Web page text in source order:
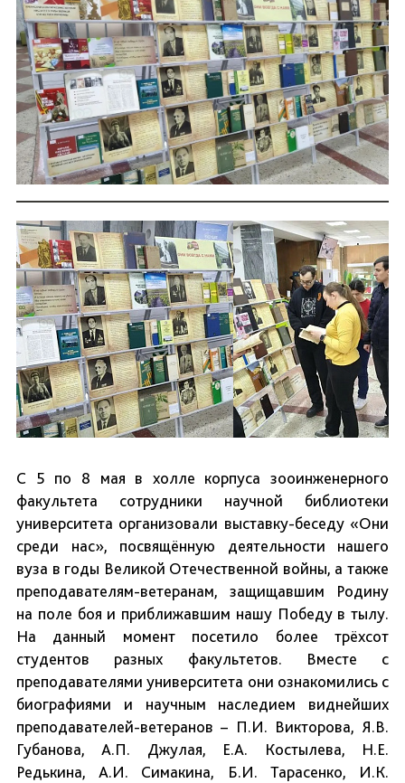
С 5 по 8 мая в холле корпуса зооинженерного
факультета сотрудники научной библиотеки
университета организовали выставку-беседу «Они
среди нас», посвящённую деятельности нашего
вуза в годы Великой Отечественной войны, а также
преподавателям-ветеранам, защищавшим Родину
на поле боя и приближавшим нашу Победу в тылу.
На данный момент посетило более трёхсот
студентов разных факультетов. Вместе с
преподавателями университета они ознакомились с
биографиями и научным наследием виднейших
преподавателей-ветеранов – П.И. Викторова, Я.В.
Губанова, А.П. Джулая, Е.А. Костылева, Н.Е.
Редькина, А.И. Симакина, Б.И. Тарасенко, И.К.